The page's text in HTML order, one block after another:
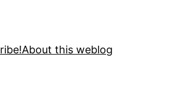
About this weblog